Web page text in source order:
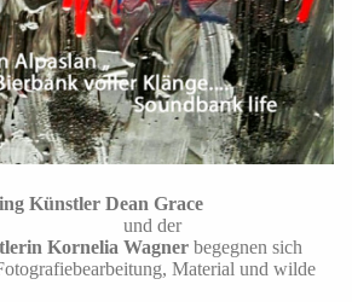
Künstler Dean Grace
der
Kornelia Wagner begegnen sich
Material und wilde